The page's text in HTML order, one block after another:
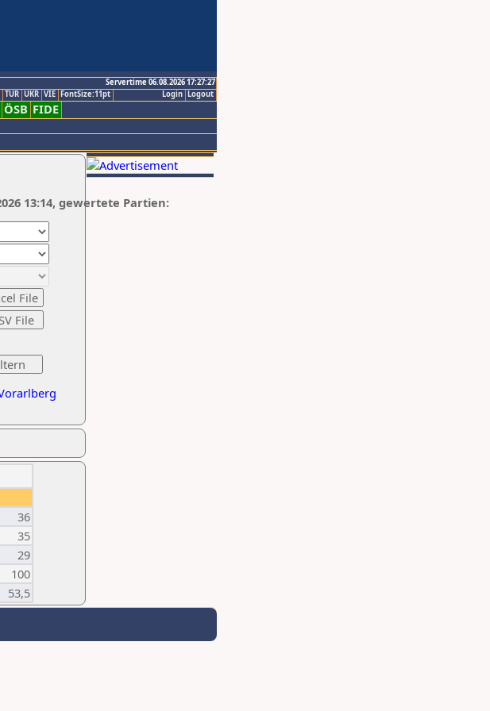
Servertime 06.08.2026 17:27:27
Logout
Login
TUR UKR VIE FontSize:11pt
ÖSB FIDE
13:14, gewertete Partien:
36
35
29
100
53,5